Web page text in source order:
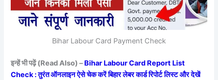
Bihar Labour Card Payment Check
इन्हें भी पढ़ें (Read Also) –Bihar Labour Card Report List
Check : तुरंत ऑनलाइन ऐसे चेक करें बिहार लेबर कार्ड रिपोर्ट लिस्ट और देखें